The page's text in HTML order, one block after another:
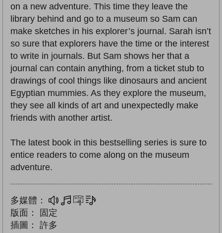
on a new adventure. This time they leave the
library behind and go to a museum so Sam can
make sketches in his explorer’s journal. Sarah isn’t
so sure that explorers have the time or the interest
to write in journals. But Sam shows her that a
journal can contain anything, from a ticket stub to
drawings of cool things like dinosaurs and ancient
Egyptian mummies. As they explore the museum,
they see all kinds of art and unexpectedly make
friends with another artist.
The latest book in this bestselling series is sure to
entice readers to come along on the museum
adventure.
多媒體： 多媒體互動練習
版面：
固定
插圖：
許多